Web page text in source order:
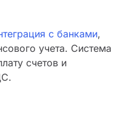
с банками,
учета. Система
счетов и